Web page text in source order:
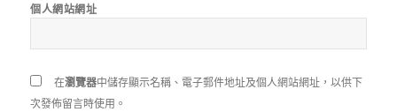
個人網站網址
在瀏覽器中儲存顯示名稱、電子郵件地址及個人網站網址，以供下
次發佈留言時使用。